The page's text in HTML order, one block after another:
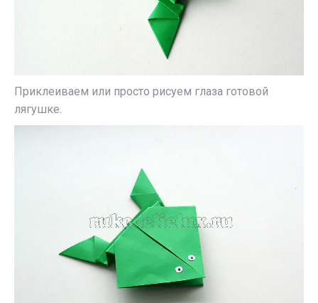
Приклеиваем или просто рисуем глаза готовой
лягушке.